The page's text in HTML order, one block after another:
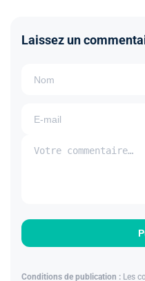
Laissez un
Conditions de publication : Les